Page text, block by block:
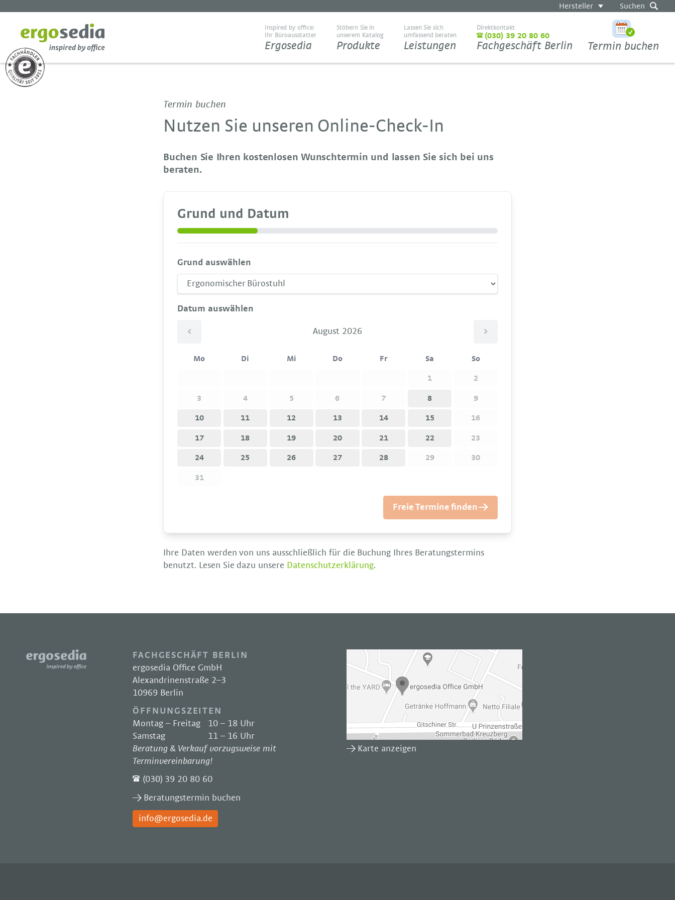
Suchen
Hersteller
Inspired by office:
Ihr Büroausstatter
Ergosedia
Stöbern Sie in
unserem Katalog
Produkte
Lassen Sie sich
umfassend beraten
Leistungen
Direktkontakt
(030) 39 20 80 60
Fachgeschäft Berlin Termin buchen
Termin buchen
Nutzen Sie unseren Online-Check-In
Buchen Sie Ihren kostenlosen Wunschtermin und lassen Sie sich bei uns
beraten.
Grund und Datum
Grund auswählen
Datum auswählen
< August 2026 >
Mo Di Mi Do Fr Sa So
1 2
3 4 5 6 7 8 9
10 11 12 13 14 15 16
17 18 19 20 21 22 23
24 25 26 27 28 29 30
31
Freie Termine finden →
Ihre Daten werden von uns ausschließlich für die Buchung Ihres Beratungstermins
benutzt. Lesen Sie dazu unsere Datenschutzerklärung.
FACHGESCHÄFT BERLIN
ergosedia Office GmbH
Alexandrinenstraße 2–3
10969 Berlin
ÖFFNUNGSZEITEN
Montag – Freitag
10 – 18 Uhr
Samstag
11 – 16 Uhr
Beratung & Verkauf vorzugsweise mit
Terminvereinbarung!
(030) 39 20 80 60
Beratungstermin buchen
info@ergosedia.de
Karte anzeigen